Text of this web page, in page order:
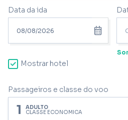
Data da ida
Mostrar hotel
Passageiros e classe do voo
1 ADULTO
CLASSE ECONÔMICA